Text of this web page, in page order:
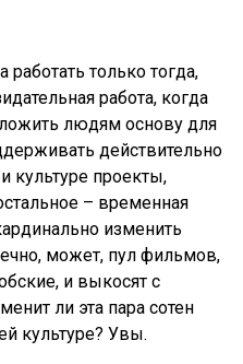
работать только тогда,
работа, когда
людям основу для
действительно
культуре проекты,
– временная
изменить
может, пул фильмов,
и выкосят с
ли эта пара сотен
культуре? Увы.